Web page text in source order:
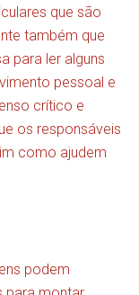
que são
também que
para ler alguns
pessoal e
crítico e
os responsáveis
como ajudem
podem